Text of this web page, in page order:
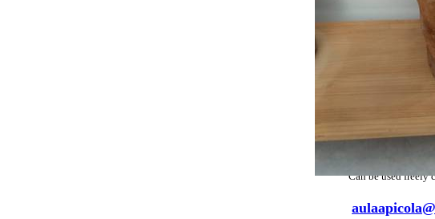
Pueden ser usadas
Can be used freely